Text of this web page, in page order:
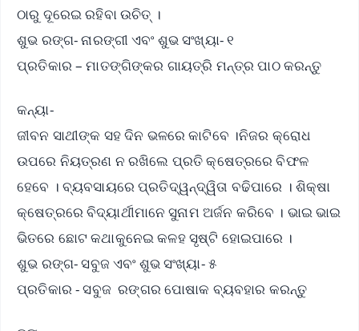
ଠାରୁ ଦୂରେଇ ରହିବା ଉଚିତ୍ ।
ଶୁଭ ରଙ୍ଗ- ନାରଙ୍ଗୀ ଏବଂ ଶୁଭ ସଂଖ୍ୟା- ୧
ପ୍ରତିକାର – ମାତଙ୍ଗିଙ୍କର ଗାୟତ୍ରି ମନ୍ତ୍ର ପାଠ କରନ୍ତୁ
କନ୍ୟା-
ଜୀବନ ସାଥୀଙ୍କ ସହ ଦିନ ଭଳରେ କାଟିବେ ।ନିଜର କ୍ରୋଧ
ଉପରେ ନିୟତ୍ରଣ ନ ରଖିଲେ ପ୍ରତି କ୍ଷେତ୍ରରେ ବିଫଳ
ହେବେ । ବ୍ୟବସାୟରେ ପ୍ରତିଦ୍ୱନ୍ଦ୍ୱିତା ବଢିପାରେ । ଶିକ୍ଷା
କ୍ଷେତ୍ରରେ ବିଦ୍ୟାର୍ଥୀମାନେ ସୁନାମ ଅର୍ଜନ କରିବେ । ଭାଇ ଭାଇ
ଭିତରେ ଛୋଟ କଥାକୁନେଇ କଳହ ସୃଷ୍ଟି ହୋଇପାରେ ।
ଶୁଭ ରଙ୍ଗ- ସବୁଜ ଏବଂ ଶୁଭ ସଂଖ୍ୟା- ୫
ପ୍ରତିକାର - ସବୁଜ ରଙ୍ଗର ପୋଷାକ ବ୍ୟବହାର କରନ୍ତୁ